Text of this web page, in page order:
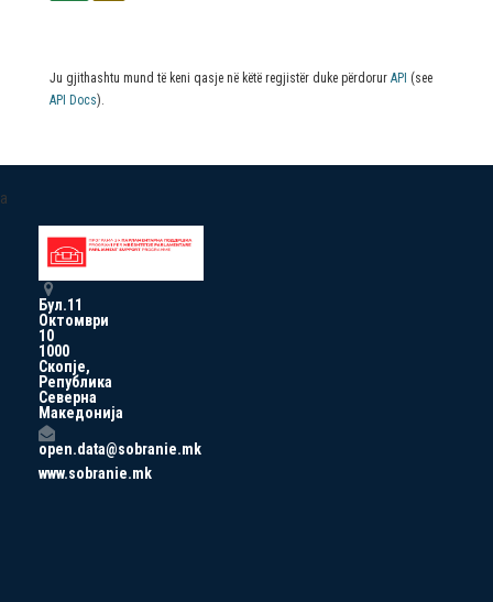
Ju gjithashtu mund të keni qasje në këtë regjistër duke përdorur API (see
API Docs).
a
Бул.11
Октомври
10
1000
Скопје,
Република
Северна
Македонија
open.data@sobranie.mk
www.sobranie.mk